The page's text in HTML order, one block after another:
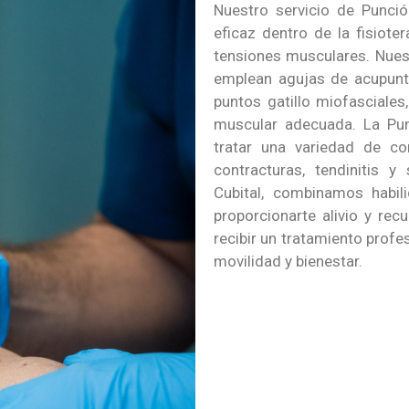
Nuestro servicio de
eficaz dentro de la
tensiones musculares.
emplean agujas de
puntos gatillo
muscular adecuada. La
tratar una variedad de
contracturas, tendinitis
Cubital, combinamos
proporcionarte alivio y
recibir un tratamiento
movilidad y bienestar.